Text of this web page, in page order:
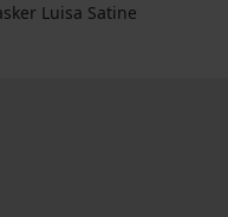
Luisa Satine
prijs